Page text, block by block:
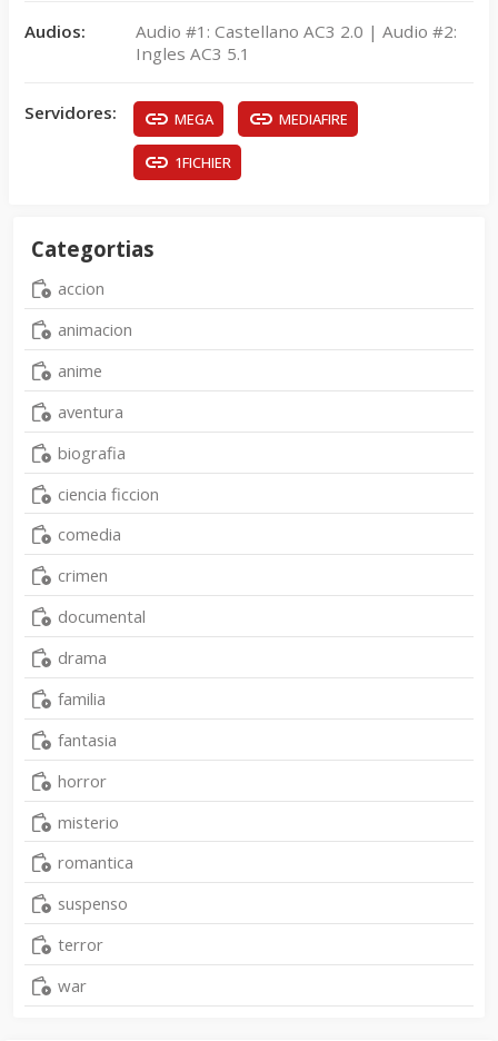
Audios:
Audio #1: Castellano AC3 2.0 | Audio #2:
Ingles AC3 5.1
Servidores: MEGA MEDIAFIRE
1FICHIER
Categortias
accion
animacion
anime
aventura
biografia
ciencia ficcion
comedia
crimen
documental
drama
familia
fantasia
horror
misterio
romantica
suspenso
terror
war